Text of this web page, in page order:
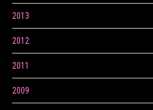
2013
2012
2011
2009